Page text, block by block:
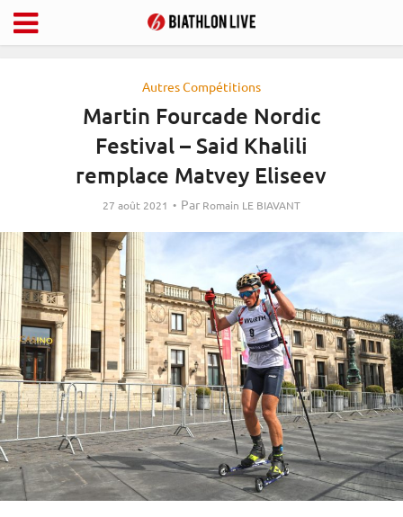
Autres Compétitions
Martin Fourcade Nordic
Festival – Said Khalili
remplace Matvey Eliseev
27 août 2021 Par Romain LE BIAVANT